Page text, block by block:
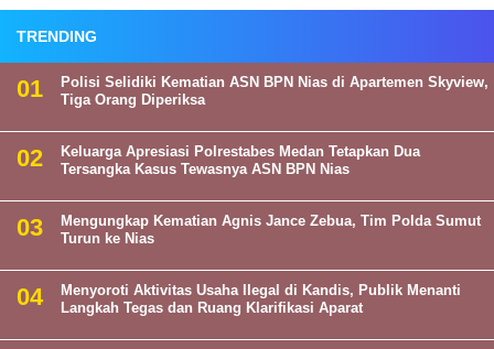
TRENDING
Polisi Selidiki Kematian ASN BPN Nias di Apartemen Skyview,
Tiga Orang Diperiksa
Keluarga Apresiasi Polrestabes Medan Tetapkan Dua
Tersangka Kasus Tewasnya ASN BPN Nias
Mengungkap Kematian Agnis Jance Zebua, Tim Polda Sumut
Turun ke Nias
Menyoroti Aktivitas Usaha Ilegal di Kandis, Publik Menanti
Langkah Tegas dan Ruang Klarifikasi Aparat